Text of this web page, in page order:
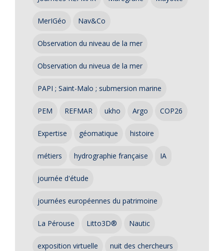
MerIGéo Nav&Co
Observation du niveau de la mer
Observation du niveua de la mer
PAPI ; Saint-Malo ; submersion marine
PEM REFMAR ukho Argo COP26
Expertise géomatique histoire
métiers hydrographie française IA
journée d'étude
journées européennes du patrimoine
La Pérouse Litto3D® Nautic
exposition virtuelle nuit des chercheurs